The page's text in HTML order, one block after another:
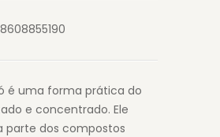
é uma forma prática do
e concentrado. Ele
parte dos compostos